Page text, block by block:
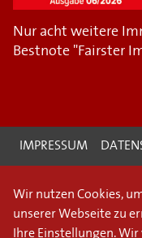
Nur acht weitere
Bestnote "Fairster
IMPRESSUM
Wir nutzen Cookies,
unserer Webseite zu
Ihre Einstellungen.